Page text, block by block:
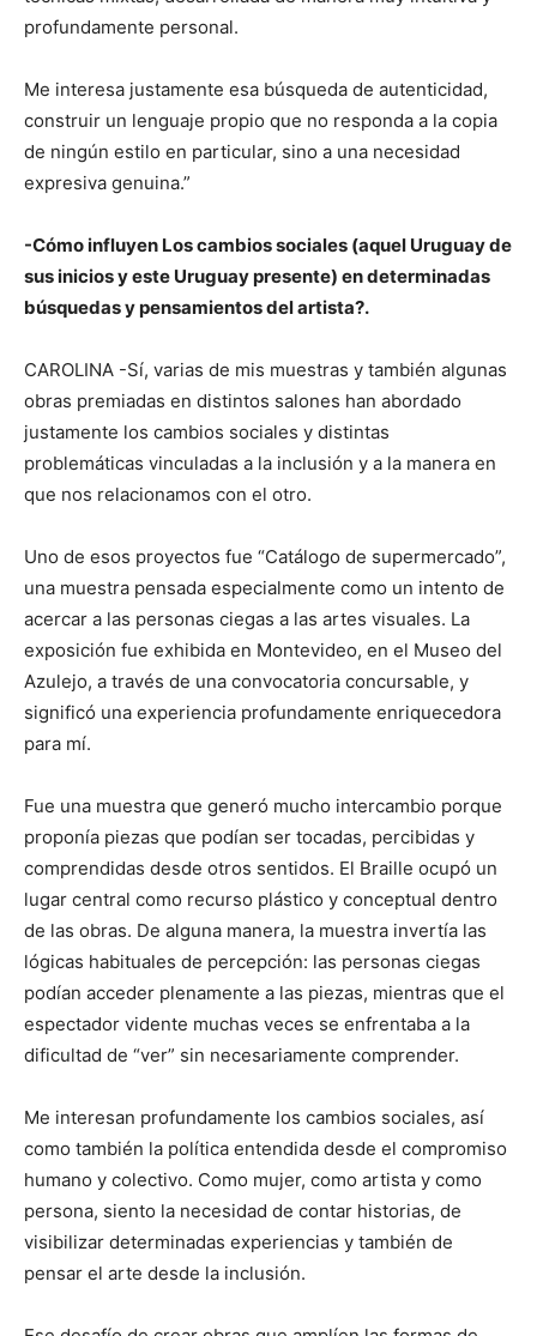
profundamente personal.
Me interesa justamente esa búsqueda de autenticidad,
construir un lenguaje propio que no responda a la copia
de ningún estilo en particular, sino a una necesidad
expresiva genuina.”
-Cómo influyen Los cambios sociales (aquel Uruguay de
sus inicios y este Uruguay presente) en determinadas
búsquedas y pensamientos del artista?.
CAROLINA -Sí, varias de mis muestras y también algunas
obras premiadas en distintos salones han abordado
justamente los cambios sociales y distintas
problemáticas vinculadas a la inclusión y a la manera en
que nos relacionamos con el otro.
Uno de esos proyectos fue “Catálogo de supermercado”,
una muestra pensada especialmente como un intento de
acercar a las personas ciegas a las artes visuales. La
exposición fue exhibida en Montevideo, en el Museo del
Azulejo, a través de una convocatoria concursable, y
significó una experiencia profundamente enriquecedora
para mí.
Fue una muestra que generó mucho intercambio porque
proponía piezas que podían ser tocadas, percibidas y
comprendidas desde otros sentidos. El Braille ocupó un
lugar central como recurso plástico y conceptual dentro
de las obras. De alguna manera, la muestra invertía las
lógicas habituales de percepción: las personas ciegas
podían acceder plenamente a las piezas, mientras que el
espectador vidente muchas veces se enfrentaba a la
dificultad de “ver” sin necesariamente comprender.
Me interesan profundamente los cambios sociales, así
como también la política entendida desde el compromiso
humano y colectivo. Como mujer, como artista y como
persona, siento la necesidad de contar historias, de
visibilizar determinadas experiencias y también de
pensar el arte desde la inclusión.